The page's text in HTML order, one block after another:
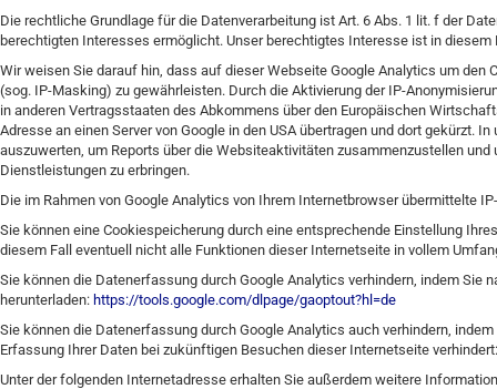
Die rechtliche Grundlage für die Datenverarbeitung ist Art. 6 Abs. 1 lit. f der
berechtigten Interesses ermöglicht. Unser berechtigtes Interesse ist in
Wir weisen Sie darauf hin, dass auf dieser Webseite Google Analytics um den
(sog. IP-Masking) zu gewährleisten. Durch die Aktivierung der IP-
in anderen Vertragsstaaten des Abkommens über den Europäischen
Adresse an einen Server von Google in den USA übertragen und dort gekürzt.
auszuwerten, um Reports über die Websiteaktivitäten zusammenzustellen
Dienstleistungen zu erbringen.
Die im Rahmen von Google Analytics von Ihrem Internetbrowser übermittelte
Sie können eine Cookiespeicherung durch eine entsprechende Einstellung
diesem Fall eventuell nicht alle Funktionen dieser Internetseite in vollem
Sie können die Datenerfassung durch Google Analytics verhindern, indem Sie
herunterladen: https://tools.google.com/dlpage/gaoptout?hl=de
Sie können die Datenerfassung durch Google Analytics auch verhindern,
Erfassung Ihrer Daten bei zukünftigen Besuchen dieser Internetseite
Unter der folgenden Internetadresse erhalten Sie außerdem weitere